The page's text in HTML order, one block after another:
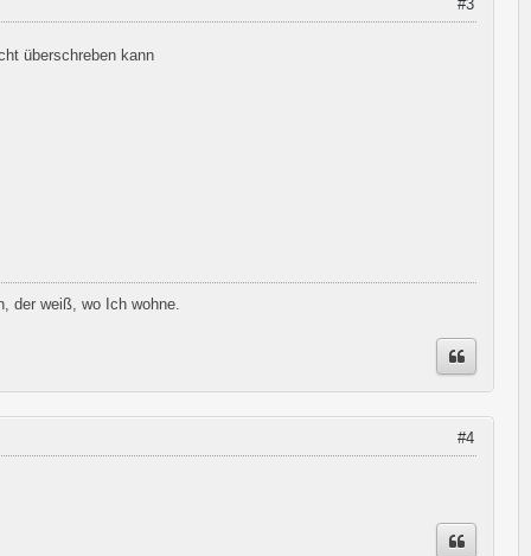
#3
überschreben kann
der weiß, wo Ich wohne.
#4